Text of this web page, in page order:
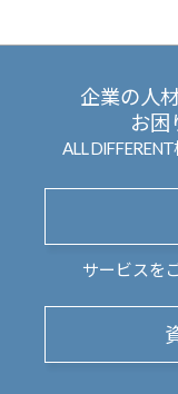
企業の人
お困
ALL
サービスを